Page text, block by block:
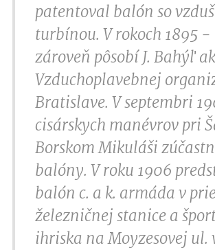
patentoval balón so
turbínou. V rokoch 1895 -
zároveň pôsobí J. Bahýľ
Vzduchoplavebnej
Bratislave. V septembri
cisárskych manévrov pri
Borskom Mikuláši
balóny. V roku 1906
balón c. a k. armáda v
železničnej stanice a
ihriska na Moyzesovej ul.